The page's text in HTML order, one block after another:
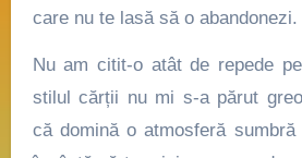
care nu te lasă să o abandonezi.
Nu am citit-o atât de repede
stilul cărții nu mi s-a părut
că domină o atmosferă